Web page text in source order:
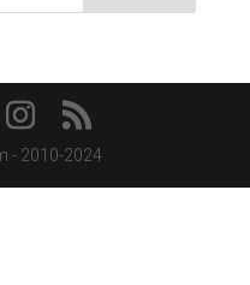
- 2010-2024